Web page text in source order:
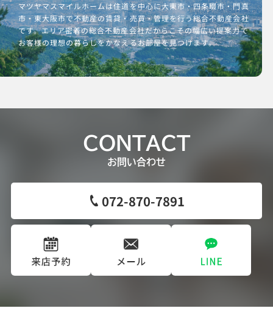
マツヤマスマイルホームは住道を中心に大東市・四条畷市・門真
市・東大阪市で不動産の賃貸・売買・管理を行う総合不動産会社
です。エリア密着の総合不動産会社だからこその幅広い提案力で
お客様の理想の暮らしをかなえるお部屋を見つけます。
CONTACT
お問い合わせ
072-870-7891